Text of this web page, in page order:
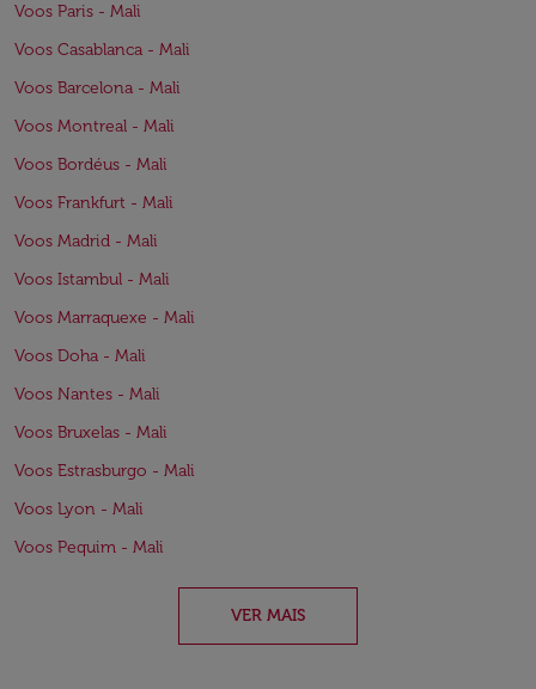
Voos Paris - Mali
Voos Casablanca - Mali
Voos Barcelona - Mali
Voos Montreal - Mali
Voos Bordéus - Mali
Voos Frankfurt - Mali
Voos Madrid - Mali
Voos Istambul - Mali
Voos Marraquexe - Mali
Voos Doha - Mali
Voos Nantes - Mali
Voos Bruxelas - Mali
Voos Estrasburgo - Mali
Voos Lyon - Mali
Voos Pequim - Mali
VER MAIS